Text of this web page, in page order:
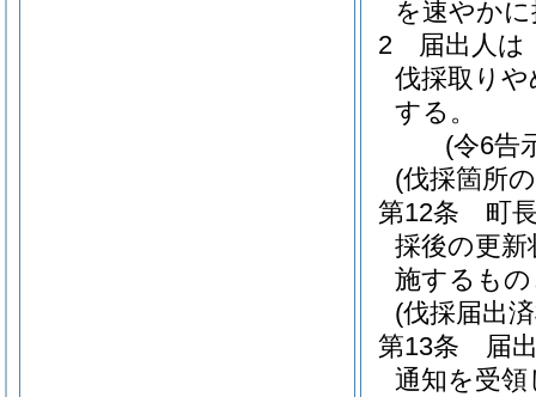
を速やか
2
届出人は
伐採取りや
する。
(令6告
(伐採箇所
第12条
町
採後の更
施するも
(伐採届出
第13条
届
通知を受